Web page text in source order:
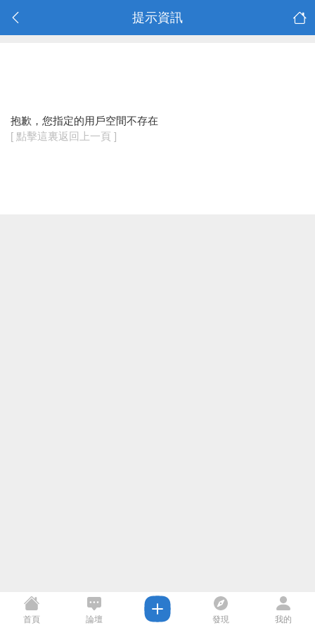
提示資訊
抱歉，您指定的用戶空間不存在
[ 點擊這裏返回上一頁 ]
首頁 論壇 發現 我的